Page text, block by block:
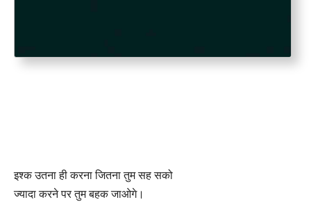
इश्क उतना ही करना जितना तुम सह सको
ज्यादा करने पर तुम बहक जाओगे।